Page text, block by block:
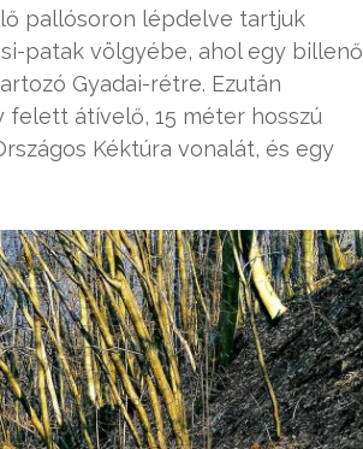
pallósoron lépdelve tartjuk
patak völgyébe, ahol egy billenő
Gyadai-rétre. Ezután
felett átívelő, 15 méter hosszú
Kéktúra vonalát, és egy